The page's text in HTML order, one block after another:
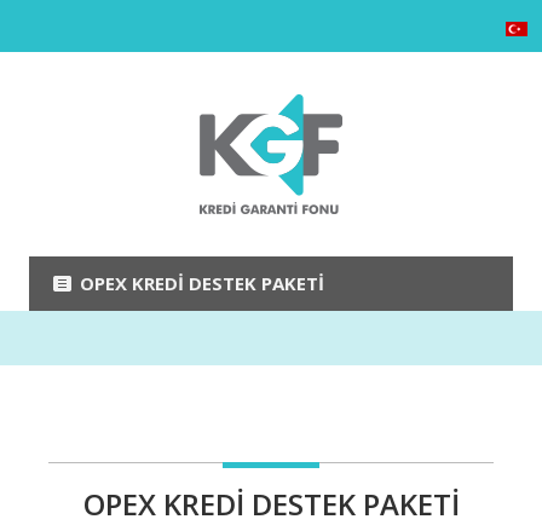
OPEX KREDI DESTEK PAKETI
OPEX KREDI DESTEK PAKETI